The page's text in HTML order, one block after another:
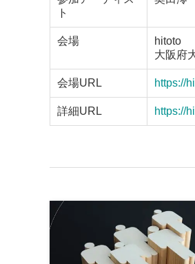
ト
会場
hitoto
大阪府
会場URL https://
詳細URL https://